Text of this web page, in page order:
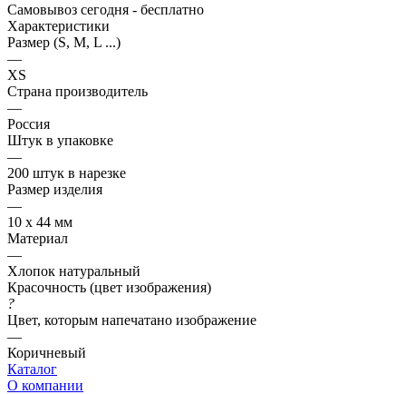
Самовывоз сегодня - бесплатно
Характеристики
Размер (S, M, L ...)
—
XS
Страна производитель
—
Россия
Штук в упаковке
—
200 штук в нарезке
Размер изделия
—
10 х 44 мм
Материал
—
Хлопок натуральный
Красочность (цвет изображения)
?
Цвет, которым напечатано изображение
—
Коричневый
Каталог
О компании